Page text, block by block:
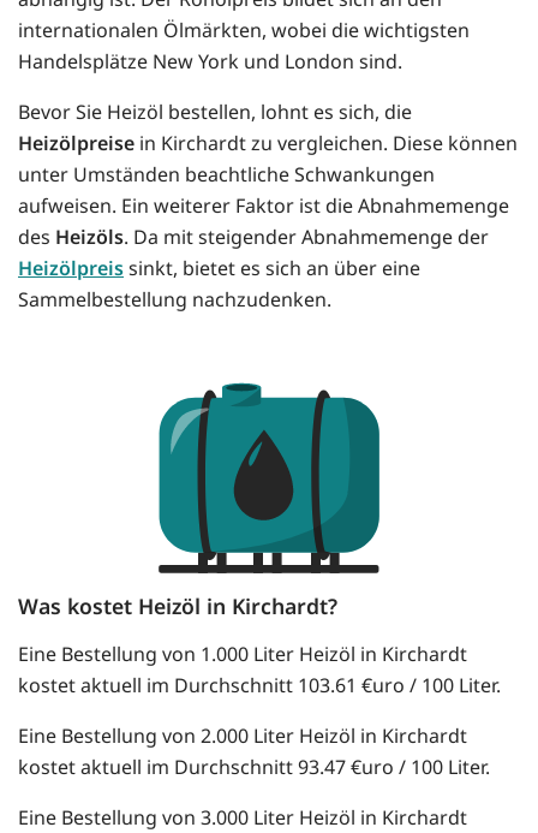
internationalen Ölmärkten, wobei die wichtigsten
Handelsplätze New York und London sind.
Bevor Sie Heizöl bestellen, lohnt es sich, die
Heizölpreise in Kirchardt zu vergleichen. Diese können
unter Umständen beachtliche Schwankungen
aufweisen. Ein weiterer Faktor ist die Abnahmemenge
des Heizöls. Da mit steigender Abnahmemenge der
Heizölpreissinkt, bietet es sich an über eine
Sammelbestellung nachzudenken.
Was kostet Heizöl in Kirchardt?
Eine Bestellung von 1.000 Liter Heizöl in Kirchardt
kostet aktuell im Durchschnitt 103.61 €uro / 100 Liter.
Eine Bestellung von 2.000 Liter Heizöl in Kirchardt
kostet aktuell im Durchschnitt 93.47 €uro / 100 Liter.
Eine Bestellung von 3.000 Liter Heizöl in Kirchardt